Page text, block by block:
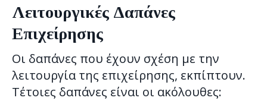
Λειτουργικές Δαπάνες
Επιχείρησης
Οι δαπάνες που έχουν σχέση με την
λειτουργία της επιχείρησης, εκπίπτουν.
Τέτοιες δαπάνες είναι οι ακόλουθες: